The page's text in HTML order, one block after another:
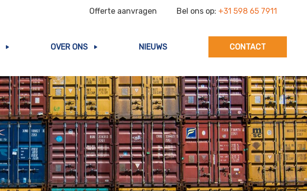
Offerte aanvragen Bel ons op: +31 598 65 7911
OVER ONS NIEUWS CONTACT